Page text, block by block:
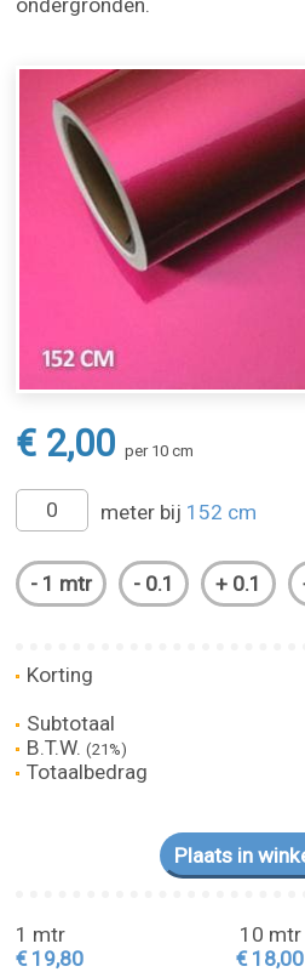
ondergronden.
€ 2,00 per 10 cm
meter bij 152 cm
Korting
Subtotaal
B.T.W.(21%)
Totaalbedrag
1 mtr
€ 19,80
10 mtr
€ 18,00